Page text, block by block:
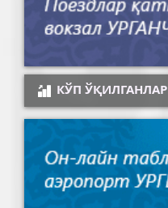
КЎП ЎҚИЛГАНЛАР